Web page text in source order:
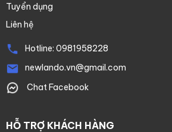
Tuyển dụng
Liên hệ
Hotline: 0981958228
newlando.vn@gmail.com
Chat Facebook
HỖ TRỢ KHÁCH HÀNG